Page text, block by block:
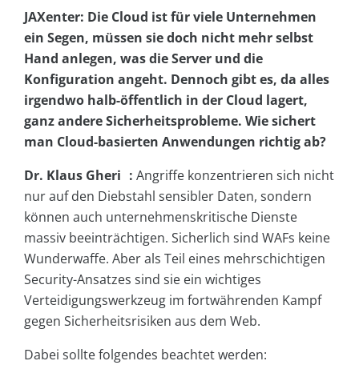
JAXenter: Die Cloud ist für viele Unternehmen
ein Segen, müssen sie doch nicht mehr selbst
Hand anlegen, was die Server und die
Konfiguration angeht. Dennoch gibt es, da alles
irgendwo halb-öffentlich in der Cloud lagert,
ganz andere Sicherheitsprobleme. Wie sichert
man Cloud-basierten Anwendungen richtig ab?
Dr. Klaus Gheri : Angriffe konzentrieren sich nicht
nur auf den Diebstahl sensibler Daten, sondern
können auch unternehmenskritische Dienste
massiv beeinträchtigen. Sicherlich sind WAFs keine
Wunderwaffe. Aber als Teil eines mehrschichtigen
Security-Ansatzes sind sie ein wichtiges
Verteidigungswerkzeug im fortwährenden Kampf
gegen Sicherheitsrisiken aus dem Web.
Dabei sollte folgendes beachtet werden: